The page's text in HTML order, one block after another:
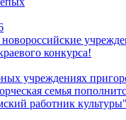
новороссийские
конкурса!
учреждениях
семья
работник культуры"